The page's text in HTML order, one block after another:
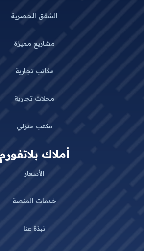
الشقق الحصرية
مشاريع مميزة
مكاتب تجارية
محلات تجارية
مكتب منزلي
أملاك بلاتفورم
الأسعار
خدمات المنصة
نبذة عنا